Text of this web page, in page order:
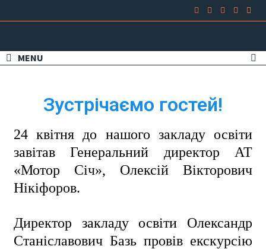
MENU
Зустрічаємо гостей!
ㅤㅤ24 квітня до нашого закладу освіти
завітав Генеральний директор АТ
«Мотор Січ», Олексій Вікторович
Нікіфоров.
ㅤㅤДиректор закладу освіти Олександр
Станіславович Базь провів екскурсію